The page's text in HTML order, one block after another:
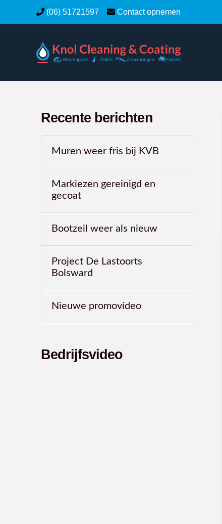
(06) 51721597 Contact opnemen
Recente berichten
Muren weer fris bij KVB
Markiezen gereinigd en
gecoat
Bootzeil weer als nieuw
Project De Lastoorts
Bolsward
Nieuwe promovideo
Bedrijfsvideo